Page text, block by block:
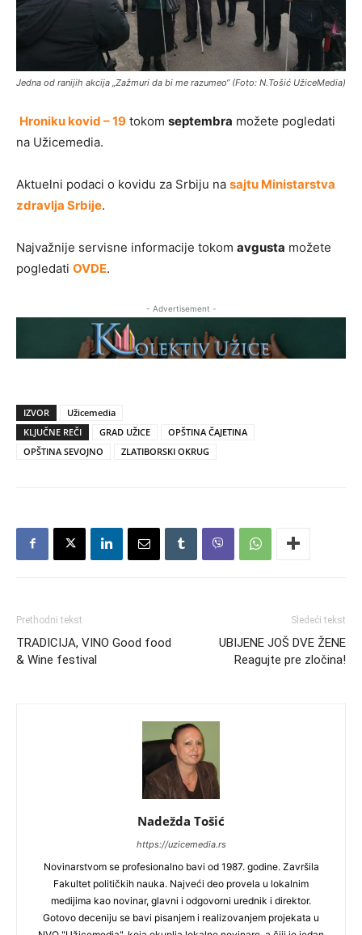
Jedna od ranijih akcija „Zažmuri da bi me razumeo“ (Foto: N.Tošić UžiceMedia)
Hroniku kovid – 19 tokom septembra možete pogledati
na Užicemedia.
Aktuelni podaci o kovidu za Srbiju na sajtu Ministarstva
zdravlja Srbije.
Najvažnije servisne informacije tokom avgusta možete
pogledati OVDE.
- Advertisement -
IZVOR
Užicemedia
KLJUČNE REČI
GRAD UŽICE
OPŠTINA ČAJETINA
OPŠTINA SEVOJNO
ZLATIBORSKI OKRUG
Prethodni tekst
TRADICIJA, VINO Good food
& Wine festival
Sledeći tekst
UBIJENE JOŠ DVE ŽENE
Reagujte pre zločina!
Nadežda Tošić
https://uzicemedia.rs
Novinarstvom se profesionalno bavi od 1987. godine. Završila
Fakultet političkih nauka. Najveći deo provela u lokalnim
medijima kao novinar, glavni i odgovorni urednik i direktor.
Gotovo deceniju se bavi pisanjem i realizovanjem projekata u